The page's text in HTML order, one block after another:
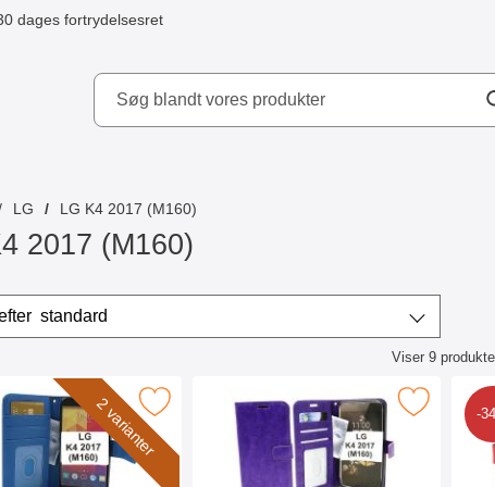
dages fortrydelsesret
AB
LG LG K4 2017 (M160)
2017 (M160)
standard
Viser9
2 varianter
Standcase Wallet LG K4 2017 (M160) som favorit
Marker crazy Horse Wallet LG K4 2017
-